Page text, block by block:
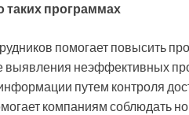
таких программах
помогает повысить
выявления неэффективных
путем контроля
компаниям соблюдать